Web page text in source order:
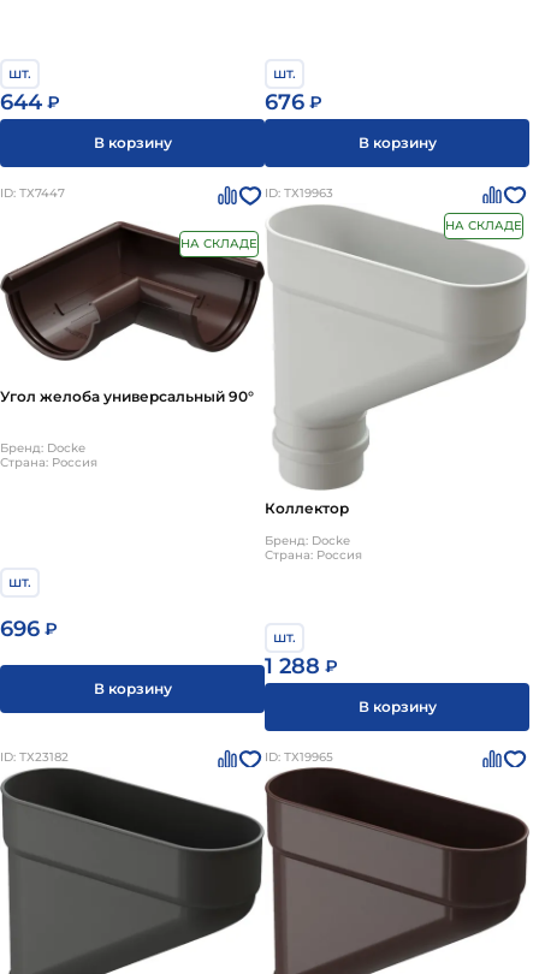
шт.
644 ₽
В корзину
шт.
676 ₽
В корзину
ID: ТХ7447
НА СКЛАДЕ
Угол желоба универсальный 90°
Бренд: Docke
Страна: Россия
шт.
696 ₽
В корзину
ID: ТХ19963
НА СКЛАДЕ
Коллектор
Бренд: Docke
Страна: Россия
шт.
1 288 ₽
В корзину
ID: ТХ23182 ID: ТХ19965